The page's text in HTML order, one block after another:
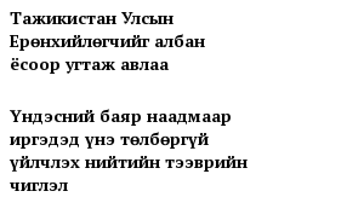
Тажикистан Улсын
Ерөнхийлөгчийг албан
ёсоор угтаж авлаа
Үндэсний баяр наадмаар
иргэдэд үнэ төлбөргүй
үйлчлэх нийтийн тээврийн
чиглэл